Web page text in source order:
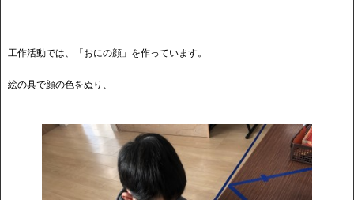
工作活動では、「おにの顔」を作っています。
絵の具で顔の色をぬり、